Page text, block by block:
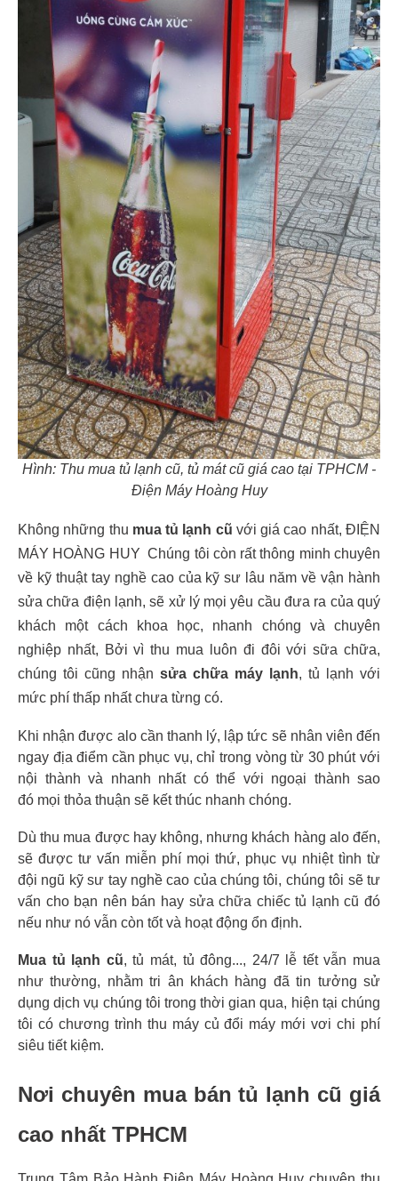
Hình: Thu mua tủ lạnh cũ, tủ mát cũ giá cao tại TPHCM -
Điện Máy Hoàng Huy
Không những thu mua tủ lạnh cũ với giá cao nhất, ĐIỆN
MÁY HOÀNG HUY Chúng tôi còn rất thông minh chuyên
về kỹ thuật tay nghề cao của kỹ sư lâu năm về vận hành
sửa chữa điện lạnh, sẽ xử lý mọi yêu cầu đưa ra của quý
khách một cách khoa học, nhanh chóng và chuyên
nghiệp nhất, Bởi vì thu mua luôn đi đôi với sữa chữa,
chúng tôi cũng nhận sửa chữa máy lạnh, tủ lạnh với
mức phí thấp nhất chưa từng có.
Khi nhận được alo cần thanh lý, lập tức sẽ nhân viên đến
ngay địa điểm cần phục vụ, chỉ trong vòng từ 30 phút với
nội thành và nhanh nhất có thể với ngoại thành sao
đó mọi thỏa thuận sẽ kết thúc nhanh chóng.
Dù thu mua được hay không, nhưng khách hàng alo đến,
sẽ được tư vấn miễn phí mọi thứ, phục vụ nhiệt tình từ
đội ngũ kỹ sư tay nghề cao của chúng tôi, chúng tôi sẽ tư
vấn cho bạn nên bán hay sửa chữa chiếc tủ lạnh cũ đó
nếu như nó vẫn còn tốt và hoạt động ổn định.
Mua tủ lạnh cũ, tủ mát, tủ đông..., 24/7 lễ tết vẫn mua
như thường, nhằm tri ân khách hàng đã tin tưởng sử
dụng dịch vụ chúng tôi trong thời gian qua, hiện tại chúng
tôi có chương trình thu máy củ đổi máy mới vơi chi phí
siêu tiết kiệm.
Nơi chuyên mua bán tủ lạnh cũ giá
cao nhất TPHCM